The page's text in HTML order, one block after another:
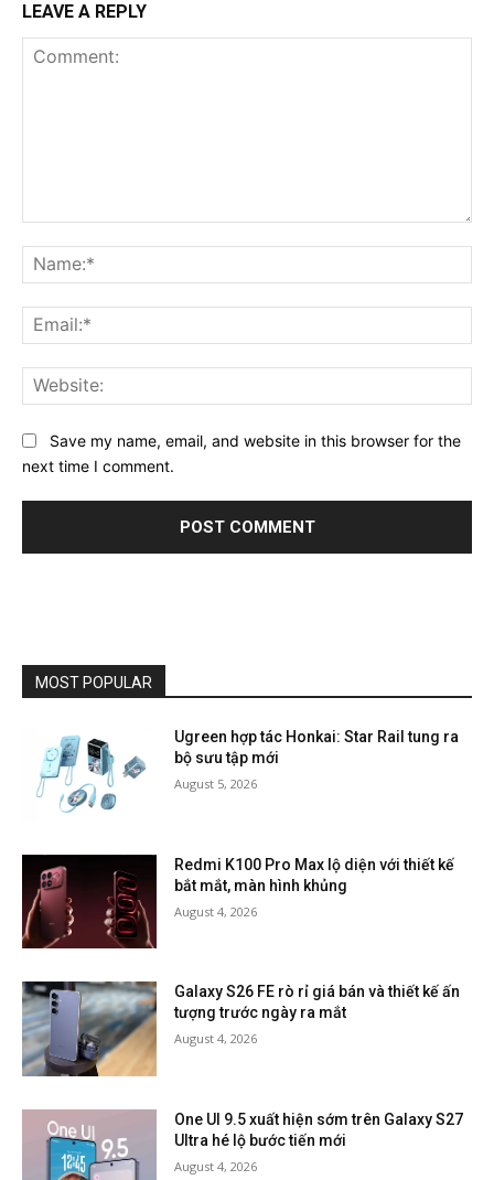
LEAVE A REPLY
Save my name, email, and website in this browser for the
next time I comment.
MOST POPULAR
Ugreen hợp tác Honkai: Star Rail tung ra
bộ sưu tập mới
August 5, 2026
Redmi K100 Pro Max lộ diện với thiết kế
bắt mắt, màn hình khủng
August 4, 2026
Galaxy S26 FE rò rỉ giá bán và thiết kế ấn
tượng trước ngày ra mắt
August 4, 2026
One UI 9.5 xuất hiện sớm trên Galaxy S27
Ultra hé lộ bước tiến mới
August 4, 2026